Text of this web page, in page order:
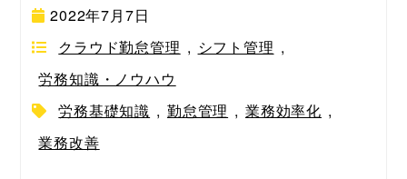
2022年7月7日
クラウド勤怠管理 , シフト管理 ,
労務知識・ノウハウ
労務基礎知識 , 勤怠管理 , 業務効率化 ,
業務改善